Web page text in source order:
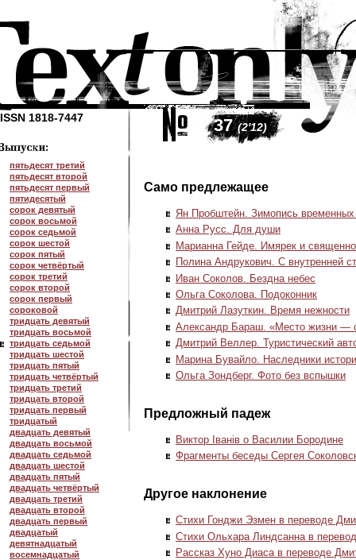
ISSN 1818-7447
пятьдесят третий
пятьдесят второй
пятьдесят первый
пятидесятый
сорок девятый
сорок восьмой
сорок седьмой
сорок шестой
сорок пятый
сорок четвёртый
сорок третий
сорок второй
сорок первый
сороковой
тридцать девятый
тридцать восьмой
тридцать седьмой
тридцать шестой
тридцать пятый
тридцать четвёртый
тридцать третий
тридцать второй
тридцать первый
тридцатый
двадцать девятый
двадцать восьмой
двадцать седьмой
двадцать шестой
двадцать пятый
двадцать четвёртый
двадцать третий
двадцать второй
двадцать первый
двадцатый
девятнадцатый
восемнадцатый
37(2'12)
Само предлежащее
Ян Пробштейн. Зимопись временных
Анна Русс. Для души
Марианна Гейде. Имярек и
Полина Андрукович. С внутренней
Иван Соколов. Бездна небес
Ольга Соколова. Подоконник
Дмитрий Лазуткин. Время нежности
Александр Бараш. «Место жизни —
Дмитрий Веллер. Туристический
Марина Бувайло. Наследники
Ольга Зондберг. Фото без вспышки
Предложный падеж
Виктор Iванiв о Василии Бородине
Фрагменты беседы Сергея
Другое наклонение
Стихи Гонджи Эзмен в переводе
Стихи Ольхара Линдсанна в
Рассказ Хуно Диаса в переводе